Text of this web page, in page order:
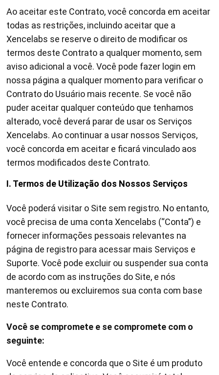
Ao aceitar este Contrato, você concorda em aceitar
todas as restrições, incluindo aceitar que a
Xencelabs se reserve o direito de modificar os
termos deste Contrato a qualquer momento, sem
aviso adicional a você. Você pode fazer login em
nossa página a qualquer momento para verificar o
Contrato do Usuário mais recente. Se você não
puder aceitar qualquer conteúdo que tenhamos
alterado, você deverá parar de usar os Serviços
Xencelabs. Ao continuar a usar nossos Serviços,
você concorda em aceitar e ficará vinculado aos
termos modificados deste Contrato.
I. Termos de Utilização dos Nossos Serviços
Você poderá visitar o Site sem registro. No entanto,
você precisa de uma conta Xencelabs (“Conta”) e
fornecer informações pessoais relevantes na
página de registro para acessar mais Serviços e
Suporte. Você pode excluir ou suspender sua conta
de acordo com as instruções do Site, e nós
manteremos ou excluiremos sua conta com base
neste Contrato.
Você se compromete e se compromete com o
seguinte:
Você entende e concorda que o Site é um produto